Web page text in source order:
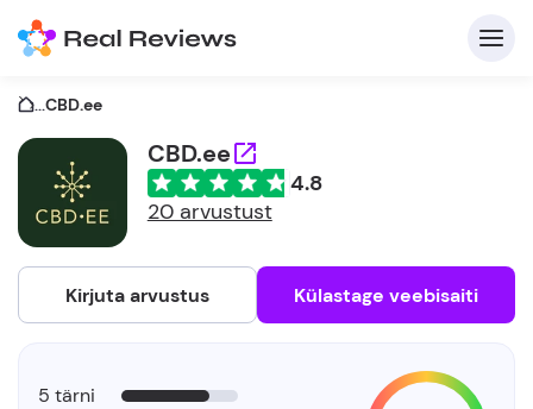
...CBD.ee
CBD.ee
4.8
20 arvustust
Kirjuta arvustus Külastage veebisaiti
5 tärni